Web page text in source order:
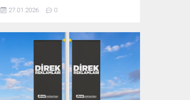
Büyütmedeki Rolü Günümüzde sosyal
medya, işletmelerin hedef kitlelerine
geldi. Ancak bu başarıyı elde edebilmek için
doğru stratejilerin belirlenmesi gerekir.
Sosyal medya ajansları, işletmelerin dijital
dünyada daha görünür olmasını sağlamak
ve markalarını doğru şekilde
konumlandırmak için kritik bir rol
oynamaktadır. Sosyal...
27.01.2026 0